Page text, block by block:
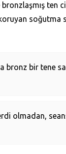
ten
soğutma
bronz bir tene
olmadan,